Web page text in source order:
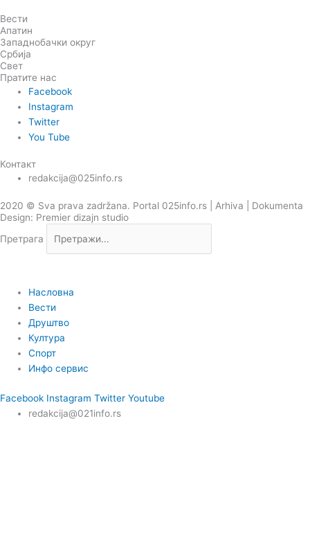
Вести
Апатин
Западнобачки округ
Србија
Свет
Пратите нас
Facebook
Instagram
Twitter
You Tube
Контакт
redakcija@025info.rs
2020 © Sva prava zadržana. Portal 025info.rs | Arhiva
Dokumenta
Design: Premier dizajn studio
Претрага
Насловна
Вести
Друштво
Култура
Спорт
Инфо сервис
Facebook Instagram Twitter Youtube
redakcija@021info.rs